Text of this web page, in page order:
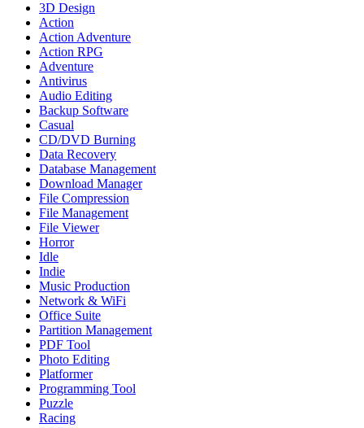
3D Design
Action
Action Adventure
Action RPG
Adventure
Antivirus
Audio Editing
Backup Software
Casual
CD/DVD Burning
Data Recovery
Database Management
Download Manager
File Compression
File Management
File Viewer
Horror
Idle
Indie
Music Production
Network & WiFi
Office Suite
Partition Management
PDF Tool
Photo Editing
Platformer
Programming Tool
Puzzle
Racing